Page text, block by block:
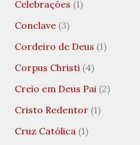
Celebrações (1)
Conclave(3)
Cordeiro de Deus (1)
Corpus Christi (4)
Creio em Deus Pai (2)
Cristo Redentor(1)
Cruz Católica (1)